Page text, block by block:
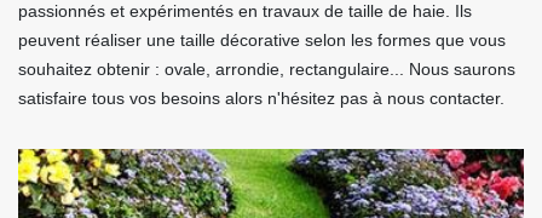
passionnés et expérimentés en travaux de taille de haie. Ils
peuvent réaliser une taille décorative selon les formes que vous
souhaitez obtenir : ovale, arrondie, rectangulaire... Nous saurons
satisfaire tous vos besoins alors n'hésitez pas à nous contacter.